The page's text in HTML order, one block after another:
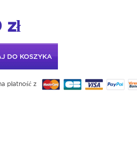
zł
DO KOSZYKA
płatność z